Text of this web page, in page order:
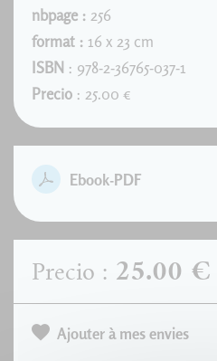
nbpage : 256
format : 16 x 23 cm
ISBN : 978-2-36765-037-1
Precio : 25.00 €
Ebook-PDF
Precio : 25.00 €
Ajouter à mes envies